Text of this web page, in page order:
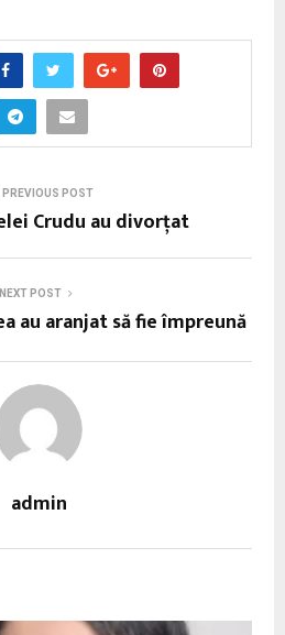
PREVIOUS POST
Crudu au divorţat
NEXT POST
au aranjat să fie împreună
admin